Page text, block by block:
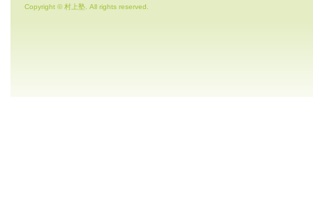
Copyright © 村上塾. All rights reserved.